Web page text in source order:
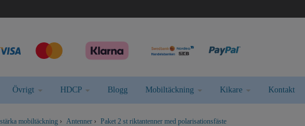
Övrigt HDCP Blogg Mobiltäckning Kikare Kontakt
mobiltäckning › Antenner › Paket 2 st riktantenner med polarisationsfäste